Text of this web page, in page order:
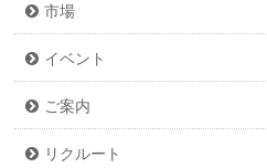
市場
イベント
ご案内
リクルート